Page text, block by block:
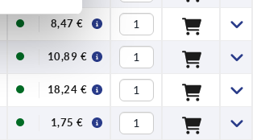
8,47 €
10,89 €
18,24 €
1,75 €